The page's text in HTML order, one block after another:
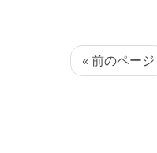
« 前のページ